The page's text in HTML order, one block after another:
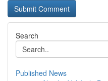
Search
Published News